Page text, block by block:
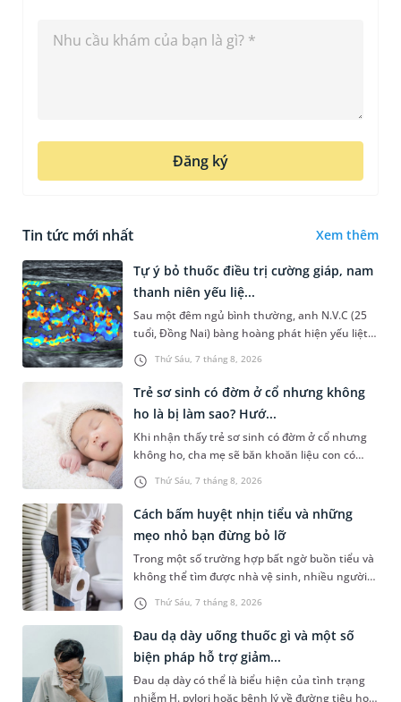
Đăng ký
Tin tức mới nhất Xem thêm
Thứ Sáu, 7 tháng 8, 2026
Tự ý bỏ thuốc điều trị cường giáp, nam
thanh niên yếu liệ...
Sau một đêm ngủ bình thường, anh N.V.C (25
tuổi, Đồng Nai) bàng hoàng phát hiện yếu liệt 2
chân, không thể vận động đi lại được. Kết quả
thăm khám tại Phòng...
Thứ Sáu, 7 tháng 8, 2026
Trẻ sơ sinh có đờm ở cổ nhưng không
ho là bị làm sao? Hướ...
Khi nhận thấy trẻ sơ sinh có đờm ở cổ nhưng
không ho, cha mẹ sẽ băn khoăn liệu con có
đang mắc bệnh đường hô hấp hay không.
Những chia sẻ dưới đây sẽ giúp ch...
Thứ Sáu, 7 tháng 8, 2026
Cách bấm huyệt nhịn tiểu và những
mẹo nhỏ bạn đừng bỏ lỡ
Trong một số trường hợp bất ngờ buồn tiểu và
không thể tìm được nhà vệ sinh, nhiều người
đã áp dụng phương pháp bấm huyệt nhịn tiểu.
Vậy cách bấm huyệt nhịn...
Đau dạ dày uống thuốc gì và một số
biện pháp hỗ trợ giảm...
Đau dạ dày có thể là biểu hiện của tình trạng
nhiễm H. pylori hoặc bệnh lý về đường tiêu hoá